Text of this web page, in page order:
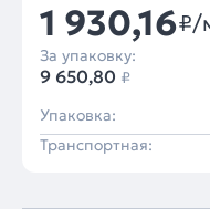
1 930,16₽/
За упаковку:
9 650,80 ₽
Упаковка:
Транспортная: